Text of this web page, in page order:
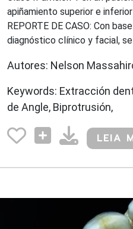
apiñamiento superior e
REPORTE DE CASO: Con
diagnóstico clínico y facial,
Autores: Nelson
Keywords: Extracción
de Angle, Biprotrusión,
LEIA